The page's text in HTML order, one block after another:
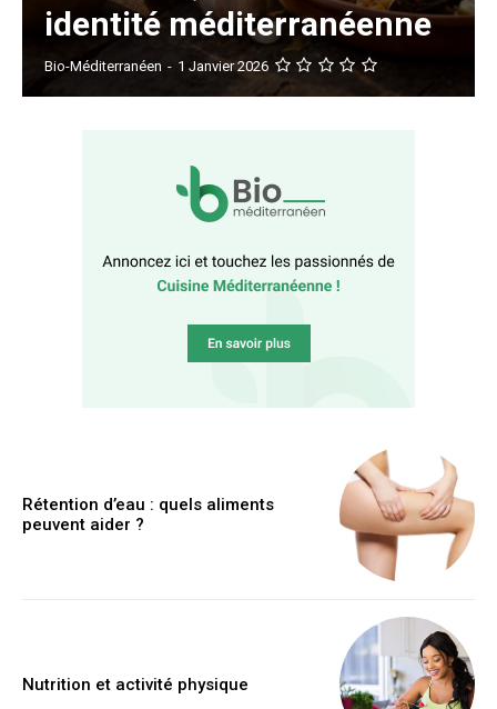
identité méditerranéenne
Bio-Méditerranéen - 1 Janvier 2026
Rétention d’eau : quels aliments
peuvent aider ?
Nutrition et activité physique